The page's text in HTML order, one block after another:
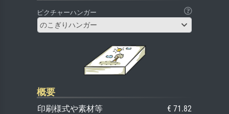
ピクチャーハンガー
のこぎりハンガー
概要
印刷様式や素材等
€ 71.82